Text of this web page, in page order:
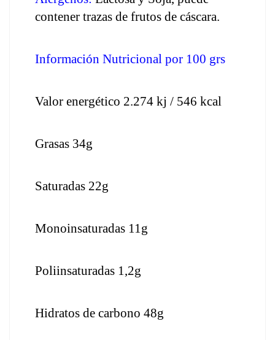
contener trazas de frutos de cáscara.
Información Nutricional por 100 grs
Valor energético 2.274 kj / 546 kcal
Grasas 34g
Saturadas 22g
Monoinsaturadas 11g
Poliinsaturadas 1,2g
Hidratos de carbono 48g